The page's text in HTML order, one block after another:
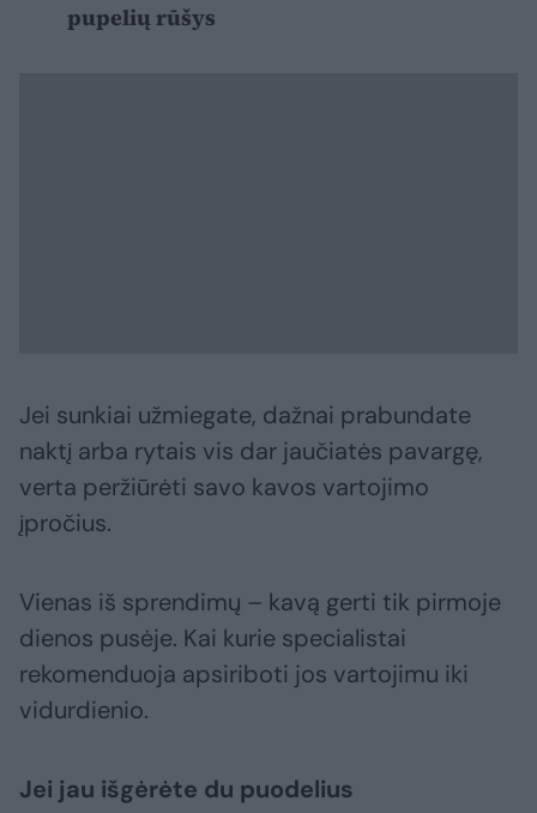
pupelių rūšys
Jei sunkiai užmiegate, dažnai prabundate
naktį arba rytais vis dar jaučiatės pavargę,
verta peržiūrėti savo kavos vartojimo
įpročius.
Vienas iš sprendimų – kavą gerti tik pirmoje
dienos pusėje. Kai kurie specialistai
rekomenduoja apsiriboti jos vartojimu iki
vidurdienio.
Jei jau išgėrėte du puodelius